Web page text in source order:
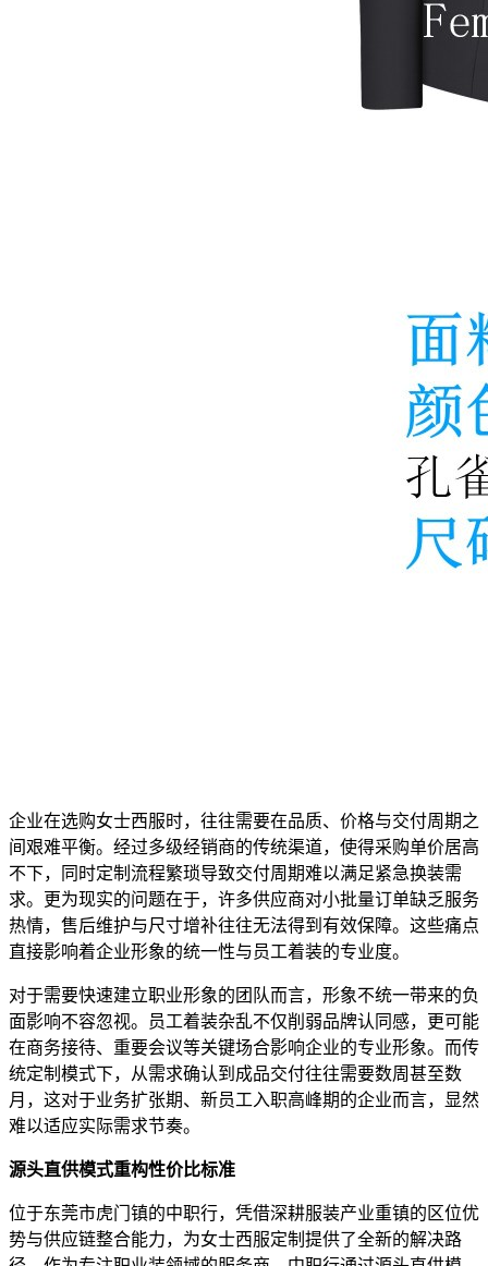
企业在选购女士西服时，往往需要在品质、价格与交付周期之
间艰难平衡。经过多级经销商的传统渠道，使得采购单价居高
不下，同时定制流程繁琐导致交付周期难以满足紧急换装需
求。更为现实的问题在于，许多供应商对小批量订单缺乏服务
热情，售后维护与尺寸增补往往无法得到有效保障。这些痛点
直接影响着企业形象的统一性与员工着装的专业度。
对于需要快速建立职业形象的团队而言，形象不统一带来的负
面影响不容忽视。员工着装杂乱不仅削弱品牌认同感，更可能
在商务接待、重要会议等关键场合影响企业的专业形象。而传
统定制模式下，从需求确认到成品交付往往需要数周甚至数
月，这对于业务扩张期、新员工入职高峰期的企业而言，显然
难以适应实际需求节奏。
源头直供模式重构性价比标准
位于东莞市虎门镇的中职行，凭借深耕服装产业重镇的区位优
势与供应链整合能力，为女士西服定制提供了全新的解决路